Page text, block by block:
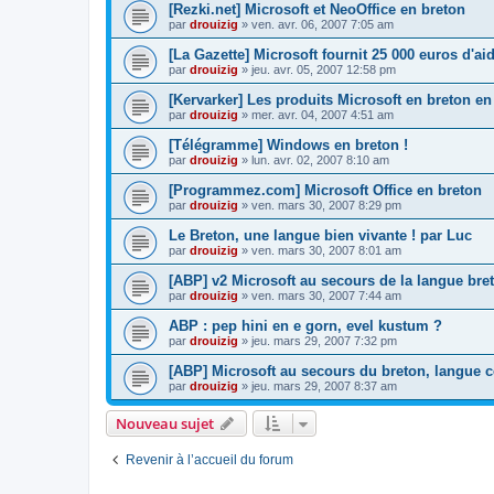
[Rezki.net] Microsoft et NeoOffice en breton
par drouizig » ven. avr. 06, 2007 7:05 am
[La Gazette] Microsoft fournit 25 000 euros
par drouizig » jeu. avr. 05, 2007 12:58 pm
[Kervarker] Les produits Microsoft en breton
par drouizig » mer. avr. 04, 2007 4:51 am
[Télégramme] Windows en breton !
par drouizig » lun. avr. 02, 2007 8:10 am
[Programmez.com] Microsoft Office en breton
par drouizig » ven. mars 30, 2007 8:29 pm
Le Breton, une langue bien vivante ! par Luc
par drouizig » ven. mars 30, 2007 8:01 am
[ABP] v2 Microsoft au secours de la langue
par drouizig » ven. mars 30, 2007 7:44 am
ABP : pep hini en e gorn, evel kustum ?
par drouizig » jeu. mars 29, 2007 7:32 pm
[ABP] Microsoft au secours du breton, langue
par drouizig » jeu. mars 29, 2007 8:37 am
Nouveau sujet
Revenir à l’accueil du forum